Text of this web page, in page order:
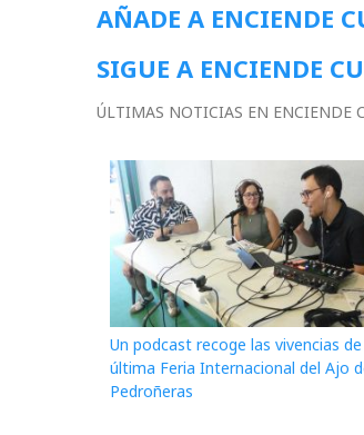
AÑADE A ENCIENDE
SIGUE A ENCIENDE
ÚLTIMAS NOTICIAS EN ENCIENDE
Un podcast recoge las vivencias
última Feria Internacional del Ajo
Pedroñeras